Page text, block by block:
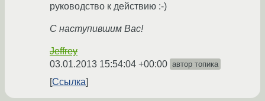
руководство к действию :-)
С наступившим Вас!
Jeffrey
03.01.2013 15:54:04 +00:00 автор топика
Ссылка